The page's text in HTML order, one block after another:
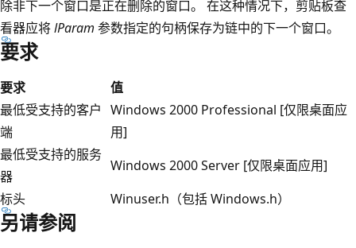
除非下一个窗口是正在删除的窗口。 在这种情况下，剪贴板查
看器应将lParam 参数指定的句柄保存为链中的下一个窗口。
要求
要求
值
最低受支持的客户
端
Windows 2000 Professional [仅限桌面应
用]
最低受支持的服务
器
Windows 2000 Server [仅限桌面应用]
标头
Winuser.h（包括 Windows.h）
另请参阅